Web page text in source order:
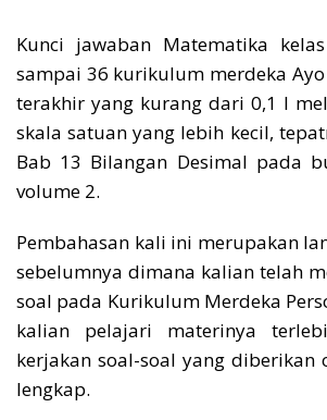
Kunci jawaban Matematika
sampai 36 kurikulum merdeka
terakhir yang kurang dari 0,1 l
skala satuan yang lebih kecil,
Bab 13 Bilangan Desimal pada
volume 2.
Pembahasan kali ini merupakan
sebelumnya dimana kalian telah
soal pada Kurikulum Merdeka
kalian pelajari materinya
kerjakan soal-soal yang diberikan
lengkap.